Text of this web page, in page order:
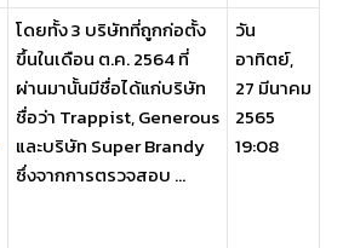
โดยทั้ง 3 บริษัทที่ถูกก่อตั้ง
ขึ้นในเดือน ต.ค. 2564 ที่
ผ่านมานั้นมีชื่อได้แก่บริษัท
ชื่อว่า Trappist, Generous
และบริษัท Super Brandy
ซึ่งจากการตรวจสอบ ...
วัน
อาทิตย์,
27 มีนาคม
2565
19:08